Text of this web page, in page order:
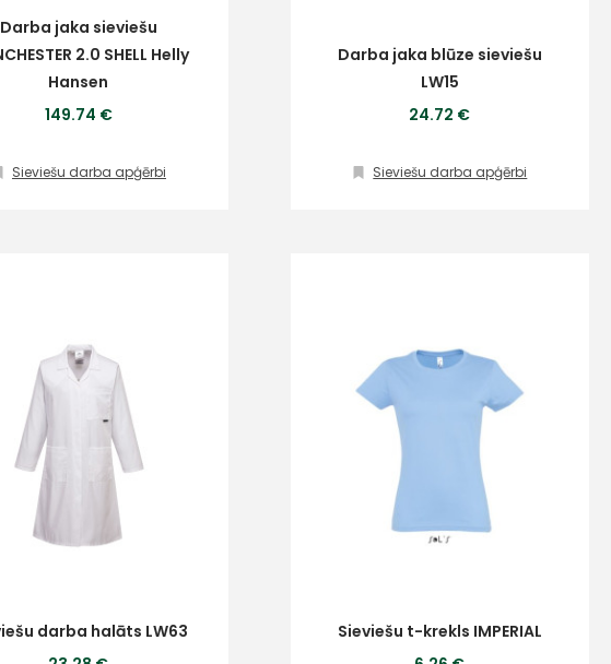
Darba jaka sieviešu
2.0 SHELL Helly
Hansen
149.74 €
Sieviešu darba apģērbi
Darba jaka blūze sieviešu
LW15
24.72 €
Sieviešu darba apģērbi
darba halāts LW63
Sieviešu t-krekls IMPERIAL